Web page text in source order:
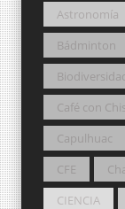
Astronomía
Bádminton
Café con
Capulhuac
CFE
CIENCIA